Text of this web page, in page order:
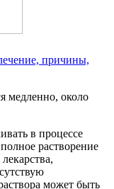
причины,
медленно, около
в процессе
растворение
может быть